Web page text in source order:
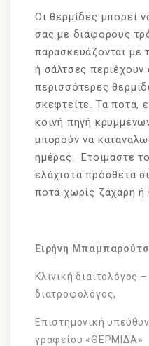
Οι θερμίδες μπορεί
σας με διάφορους
παρασκευάζονται με
ή σάλτσες
περισσότερες
σκεφτείτε. Τα ποτά,
κοινή πηγή
μπορούν να
ημέρας. Ετοιμάστε
ελάχιστα πρόσθετα
ποτά χωρίς ζάχαρη ή
Ειρήνη
Κλινική διαιτολόγος
διατροφολόγος,
Επιστημονική
γραφείου «ΘΕΡΜΙΔΑ»